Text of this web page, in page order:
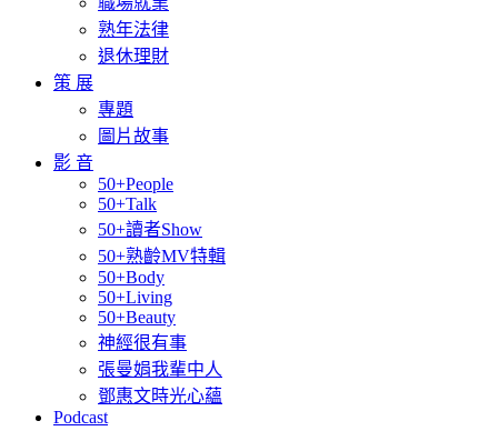
熟年法律
退休理財
策 展
專題
圖片故事
影 音
50+People
50+Talk
50+讀者Show
50+熟齡MV特輯
50+Body
50+Living
50+Beauty
神經很有事
張曼娟我輩中人
鄧惠文時光心蘊
Podcast